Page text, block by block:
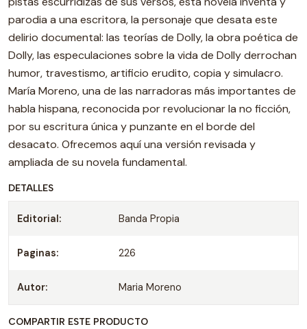
parodia a una escritora, la personaje que desata este
delirio documental: las teorías de Dolly, la obra poética de
Dolly, las especulaciones sobre la vida de Dolly derrochan
humor, travestismo, artificio erudito, copia y simulacro.
María Moreno, una de las narradoras más importantes de
habla hispana, reconocida por revolucionar la no ficción,
por su escritura única y punzante en el borde del
desacato. Ofrecemos aquí una versión revisada y
ampliada de su novela fundamental.
DETALLES
Editorial: Banda Propia
Paginas: 226
Autor: Maria Moreno
COMPARTIR ESTE PRODUCTO